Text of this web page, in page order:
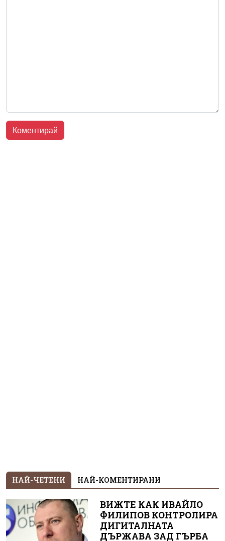
НАЙ-ЧЕТЕНИ НАЙ-КОМЕНТИРАНИ
ВИЖТЕ КАК ИВАЙЛО
ФИЛИПОВ КОНТРОЛИРА
ДИГИТАЛНАТА
ДЪРЖАВА ЗАД ГЪРБА